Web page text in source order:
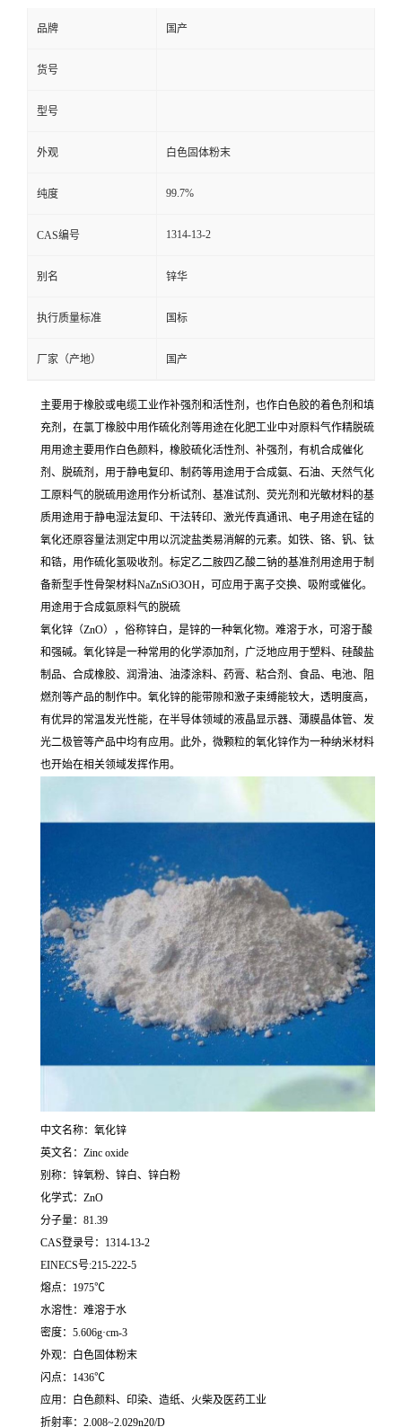
品牌 国产
货号
型号
外观 白色固体粉末
纯度 99.7%
CAS编号 1314-13-2
别名 锌华
执行质量标准 国标
厂家（产地） 国产
主要用于橡胶或电缆工业作补强剂和活性剂，也作白色胶的着色剂和填
充剂，在氯丁橡胶中用作硫化剂等用途在化肥工业中对原料气作精脱硫
用用途主要用作白色颜料，橡胶硫化活性剂、补强剂，有机合成催化
剂、脱硫剂，用于静电复印、制药等用途用于合成氨、石油、天然气化
工原料气的脱硫用途用作分析试剂、基准试剂、荧光剂和光敏材料的基
质用途用于静电湿法复印、干法转印、激光传真通讯、电子用途在锰的
氧化还原容量法测定中用以沉淀盐类易消解的元素。如铁、铬、钒、钛
和锆，用作硫化氢吸收剂。标定乙二胺四乙酸二钠的基准剂用途用于制
备新型手性骨架材料NaZnSiO3OH，可应用于离子交换、吸附或催化。
用途用于合成氨原料气的脱硫
氧化锌（ZnO），俗称锌白，是锌的一种氧化物。难溶于水，可溶于酸
和强碱。氧化锌是一种常用的化学添加剂，广泛地应用于塑料、硅酸盐
制品、合成橡胶、润滑油、油漆涂料、药膏、粘合剂、食品、电池、阻
燃剂等产品的制作中。氧化锌的能带隙和激子束缚能较大，透明度高，
有优异的常温发光性能，在半导体领域的液晶显示器、薄膜晶体管、发
光二极管等产品中均有应用。此外，微颗粒的氧化锌作为一种纳米材料
也开始在相关领域发挥作用。
中文名称：氧化锌
英文名：Zinc oxide
别称：锌氧粉、锌白、锌白粉
化学式：ZnO
分子量：81.39
CAS登录号：1314-13-2
EINECS号:215-222-5
熔点：1975℃
水溶性：难溶于水
密度：5.606g·cm-3
外观：白色固体粉末
闪点：1436℃
应用：白色颜料、印染、造纸、火柴及医药工业
折射率：2.008~2.029n20/D